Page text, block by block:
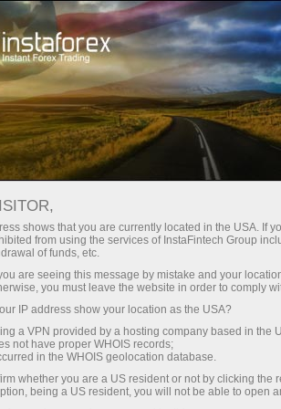
akaun segera Platform
Pedagang
Baru
Untuk Pelabur
Untuk
analysis
Keseluruhan GBP/USD
shows that you are currently located in the USA. If
from using the services of InstaFintech Group
of funds, etc.
are seeing this message by mistake and your
you must leave the website in order to comply
IP address show your location as the USA?
a VPN provided by a hosting company based in the
not have proper WHOIS records;
in the WHOIS geolocation database.
whether you are a US resident or not by clicking the
being a US resident, you will not be able to open